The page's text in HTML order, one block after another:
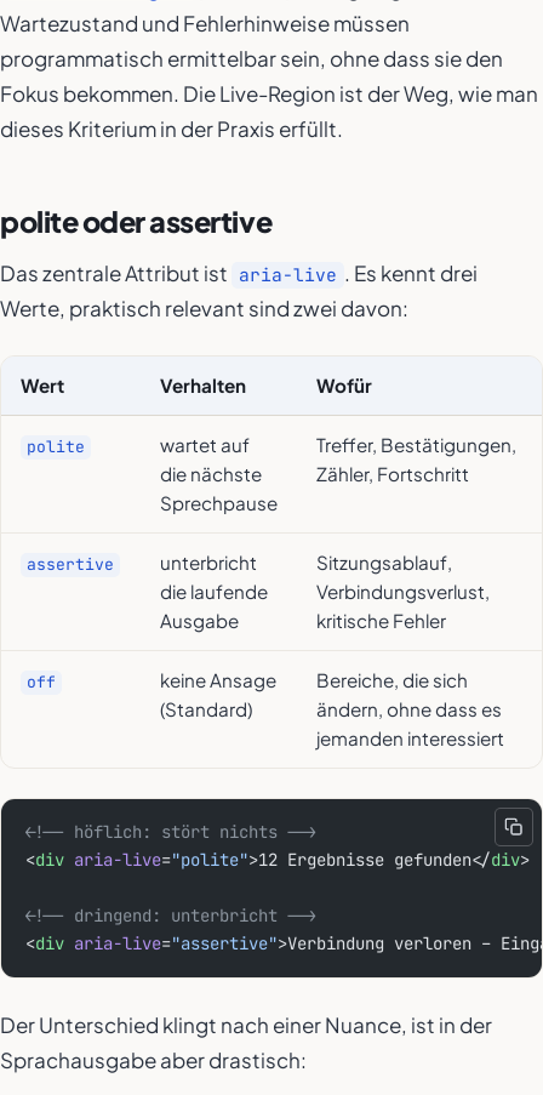
Wartezustand und Fehlerhinweise müssen
programmatisch ermittelbar sein, ohne dass sie den
Fokus bekommen. Die Live-Region ist der Weg, wie man
dieses Kriterium in der Praxis erfüllt.
polite oder assertive
Das zentrale Attribut ist aria-live . Es kennt drei
Werte, praktisch relevant sind zwei davon:
Wert Verhalten Wofür
polite
wartet auf
die nächste
Sprechpause
Treffer, Bestätigungen,
Zähler, Fortschritt
assertive
unterbricht
die laufende
Ausgabe
Sitzungsablauf,
Verbindungsverlust,
kritische Fehler
off
keine Ansage
(Standard)
Bereiche, die sich
ändern, ohne dass es
jemanden interessiert
<!-- höflich: stört nichts -->
<div aria-live="polite">12 Ergebnisse gefunden</div>
<!-- dringend: unterbricht -->
<div aria-live="assertive">Verbindung verloren –
Der Unterschied klingt nach einer Nuance, ist in der
Sprachausgabe aber drastisch: